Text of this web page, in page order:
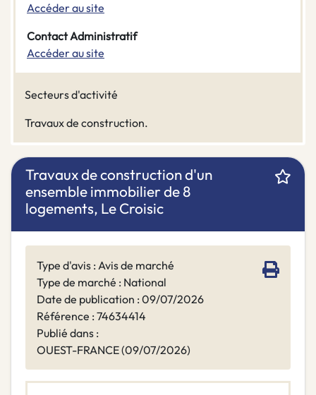
Accéder au site
Contact Administratif
Accéder au site
Secteurs d'activité
Travaux de construction.
Travaux de construction d'un
ensemble immobilier de 8
logements, Le Croisic
Type d'avis : Avis de marché
Type de marché : National
Date de publication : 09/07/2026
Référence : 74634414
Publié dans :
OUEST-FRANCE (09/07/2026)